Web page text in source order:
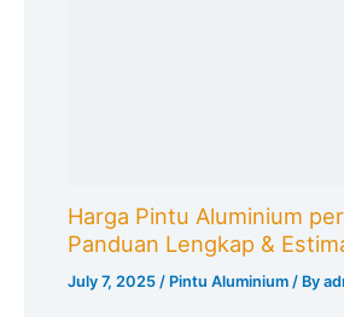
Harga Pintu Aluminium
Panduan Lengkap &
July 7, 2025/ Pintu Aluminium / By